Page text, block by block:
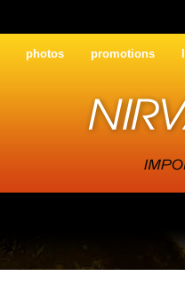
photos promotions